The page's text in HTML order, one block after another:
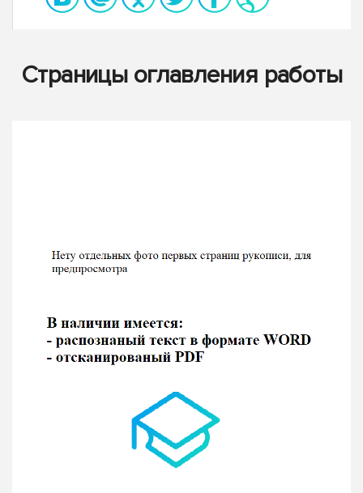
Страницы оглавления работы